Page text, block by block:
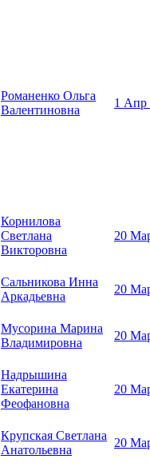
Романенко Ольга
Валентиновна
1 Апр
Корнилова
Светлана
Викторовна
20
Сальникова Инна
Аркадьевна
20
Мусорина Марина
Владимировна
20
Надрышина
Екатерина
Феофановна
20
Крупская Светлана
Анатольевна
20